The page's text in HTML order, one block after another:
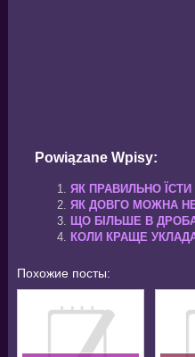
Powiązane Wpisy:
ЯК ПРАВИЛЬНО ЇСТИ
ЯК ДОВГО МОЖНА НЕ
ЩО БІЛЬШЕ В
КОЛИ КРАЩЕ
Похожие посты: